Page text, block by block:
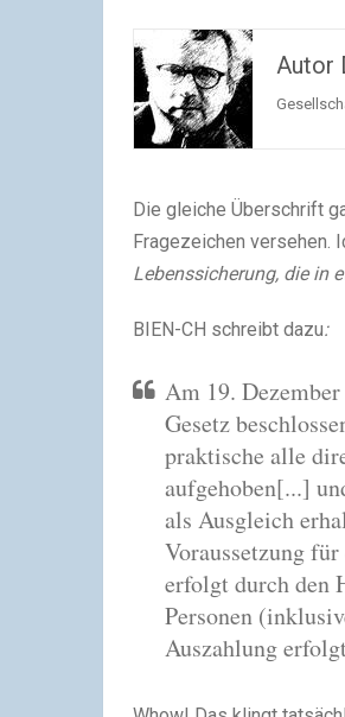
Autor
Die gleiche Überschrift
Fragezeichen versehen.
Lebenssicherung, die in
BIEN-CH schreibt dazu:
Am 19.
Gesetz
praktische alle
aufgehoben[...]
als Ausgleich
Voraussetzung
erfolgt durch den
Personen
Auszahlung